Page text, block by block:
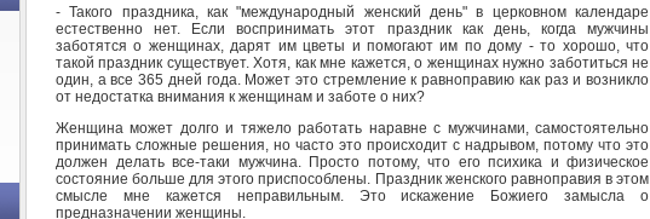
- Такого праздника, как "международный женский день" в церковном календаре
естественно нет. Если воспринимать этот праздник как день, когда мужчины
заботятся о женщинах, дарят им цветы и помогают им по дому - то хорошо, что
такой праздник существует. Хотя, как мне кажется, о женщинах нужно заботиться не
один, а все 365 дней года. Может это стремление к равноправию как раз и возникло
от недостатка внимания к женщинам и заботе о них?
Женщина может долго и тяжело работать наравне с мужчинами, самостоятельно
принимать сложные решения, но часто это происходит с надрывом, потому что это
должен делать все-таки мужчина. Просто потому, что его психика и физическое
состояние больше для этого приспособлены. Праздник женского равноправия в этом
смысле мне кажется неправильным. Это искажение Божиего замысла о
предназначении женщины.